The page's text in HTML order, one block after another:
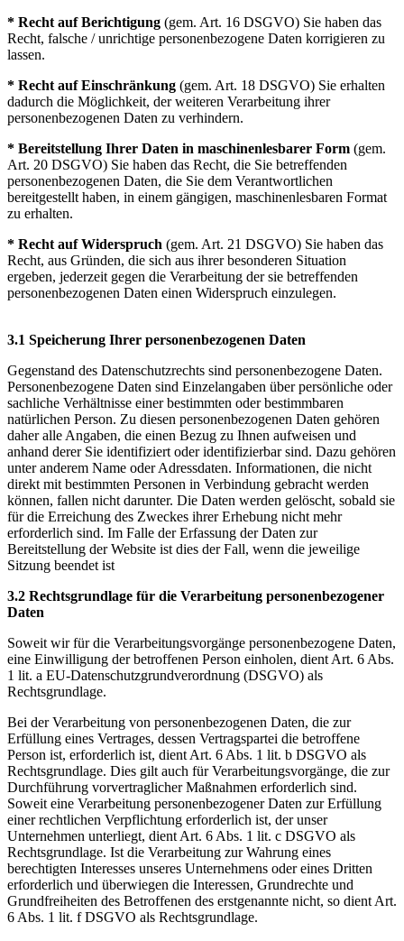
* Recht auf Berichtigung (gem. Art. 16 DSGVO) Sie haben das
Recht, falsche / unrichtige personenbezogene Daten korrigieren zu
lassen.
* Recht auf Einschränkung (gem. Art. 18 DSGVO) Sie erhalten
dadurch die Möglichkeit, der weiteren Verarbeitung ihrer
personenbezogenen Daten zu verhindern.
* Bereitstellung Ihrer Daten in maschinenlesbarer Form (gem.
Art. 20 DSGVO) Sie haben das Recht, die Sie betreffenden
personenbezogenen Daten, die Sie dem Verantwortlichen
bereitgestellt haben, in einem gängigen, maschinenlesbaren Format
zu erhalten.
* Recht auf Widerspruch (gem. Art. 21 DSGVO) Sie haben das
Recht, aus Gründen, die sich aus ihrer besonderen Situation
ergeben, jederzeit gegen die Verarbeitung der sie betreffenden
personenbezogenen Daten einen Widerspruch einzulegen.
3.1 Speicherung Ihrer personenbezogenen Daten
Gegenstand des Datenschutzrechts sind personenbezogene Daten.
Personenbezogene Daten sind Einzelangaben über persönliche oder
sachliche Verhältnisse einer bestimmten oder bestimmbaren
natürlichen Person. Zu diesen personenbezogenen Daten gehören
daher alle Angaben, die einen Bezug zu Ihnen aufweisen und
anhand derer Sie identifiziert oder identifizierbar sind. Dazu gehören
unter anderem Name oder Adressdaten. Informationen, die nicht
direkt mit bestimmten Personen in Verbindung gebracht werden
können, fallen nicht darunter. Die Daten werden gelöscht, sobald sie
für die Erreichung des Zweckes ihrer Erhebung nicht mehr
erforderlich sind. Im Falle der Erfassung der Daten zur
Bereitstellung der Website ist dies der Fall, wenn die jeweilige
Sitzung beendet ist
3.2 Rechtsgrundlage für die Verarbeitung personenbezogener
Daten
Soweit wir für die Verarbeitungsvorgänge personenbezogene Daten,
eine Einwilligung der betroffenen Person einholen, dient Art. 6 Abs.
1 lit. a EU-Datenschutzgrundverordnung (DSGVO) als
Rechtsgrundlage.
Bei der Verarbeitung von personenbezogenen Daten, die zur
Erfüllung eines Vertrages, dessen Vertragspartei die betroffene
Person ist, erforderlich ist, dient Art. 6 Abs. 1 lit. b DSGVO als
Rechtsgrundlage. Dies gilt auch für Verarbeitungsvorgänge, die zur
Durchführung vorvertraglicher Maßnahmen erforderlich sind.
Soweit eine Verarbeitung personenbezogener Daten zur Erfüllung
einer rechtlichen Verpflichtung erforderlich ist, der unser
Unternehmen unterliegt, dient Art. 6 Abs. 1 lit. c DSGVO als
Rechtsgrundlage. Ist die Verarbeitung zur Wahrung eines
berechtigten Interesses unseres Unternehmens oder eines Dritten
erforderlich und überwiegen die Interessen, Grundrechte und
Grundfreiheiten des Betroffenen des erstgenannte nicht, so dient Art.
6 Abs. 1 lit. f DSGVO als Rechtsgrundlage.